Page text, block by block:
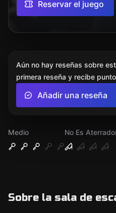
Reservar el juego
Medio
No Es
Sobre la sala de
Aún no hay reseñas sobre
primera reseña y recibe
Añadir una reseña